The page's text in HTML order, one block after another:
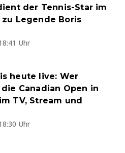
der Tennis-Star im
Legende Boris
Uhr
heute live: Wer
Canadian Open in
TV, Stream und
Uhr